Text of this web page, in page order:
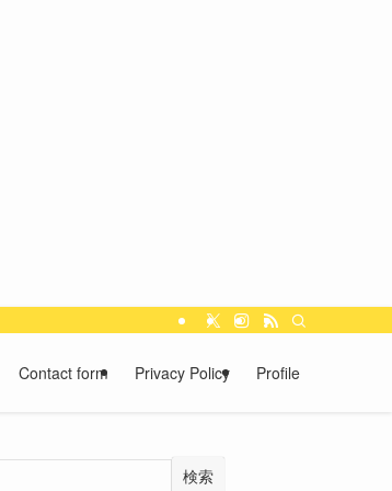
Contact form Privacy Policy Profile
検索